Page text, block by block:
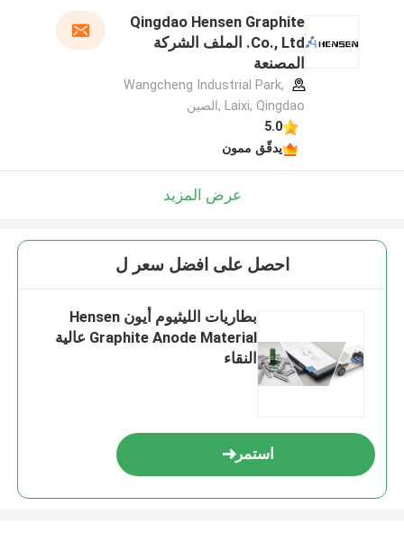
Qingdao Hensen Graphite
Co., Ltd. الملف الشركة
المصنعة
Wangcheng Industrial Park,
Laixi, Qingdao ,الصين
5.0
يدقّق ممون
عرض المزيد
احصل على افضل سعر ل
بطاريات الليثيوم أيون Hensen
Graphite Anode Material عالية
النقاء
استمر